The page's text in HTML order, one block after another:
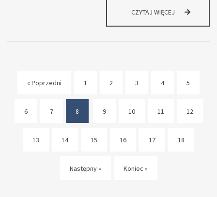
CZYTAJ WIĘCEJ
« Poprzedni 1 2 3 4 5
6 7
8
9 10 11 12
13 14 15 16 17 18
Następny » Koniec »